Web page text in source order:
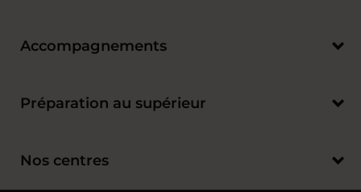
Accompagnements
Préparation au supérieur
Nos centres